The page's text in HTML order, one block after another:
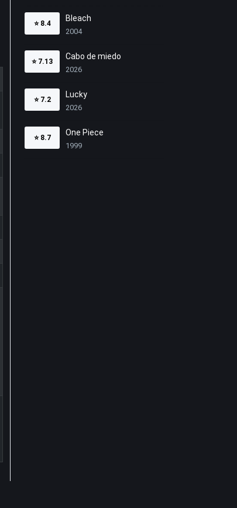
⭐ 8.4
Bleach
2004
⭐ 7.13
Cabo de miedo
2026
⭐ 7.2
Lucky
2026
⭐ 8.7
One Piece
1999